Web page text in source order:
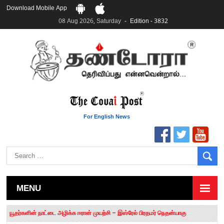
Download Mobile App
08 Aug 2026, Saturday
Edition - 3832
For English News
MENU
யூதர்களின் நாட்டை அழிக்க ஈரான் முயற்சி – இஸ்ரேல் பிரதமர் நெதன்யாகு